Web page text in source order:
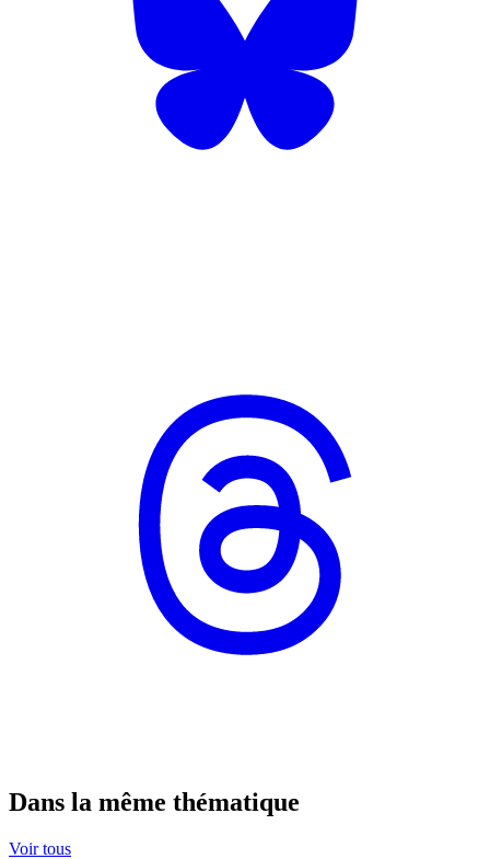
Dans la même thématique
Voir tous